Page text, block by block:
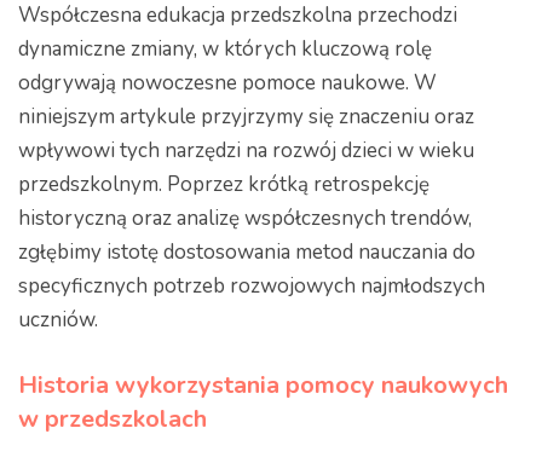
Współczesna edukacja przedszkolna przechodzi
dynamiczne zmiany, w których kluczową rolę
odgrywają nowoczesne pomoce naukowe. W
niniejszym artykule przyjrzymy się znaczeniu oraz
wpływowi tych narzędzi na rozwój dzieci w wieku
przedszkolnym. Poprzez krótką retrospekcję
historyczną oraz analizę współczesnych trendów,
zgłębimy istotę dostosowania metod nauczania do
specyficznych potrzeb rozwojowych najmłodszych
uczniów.
Historia wykorzystania pomocy naukowych
w przedszkolach